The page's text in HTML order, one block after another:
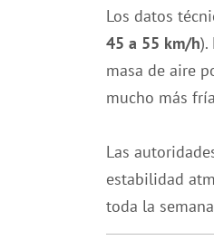
Los datos
45 a 55 km/h).
masa de aire
mucho más
Las
estabilidad
toda la